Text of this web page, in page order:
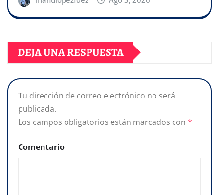
DEJA UNA RESPUESTA
Tu dirección de correo electrónico no será
publicada.
Los campos obligatorios están marcados con *
Comentario